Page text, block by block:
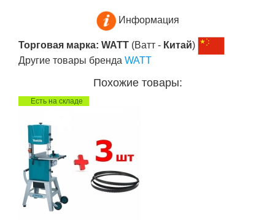
Информация
Торговая марка: WATT (Ватт - Китай)
Другие товары бренда WATT
Похожие товары:
Есть на складе